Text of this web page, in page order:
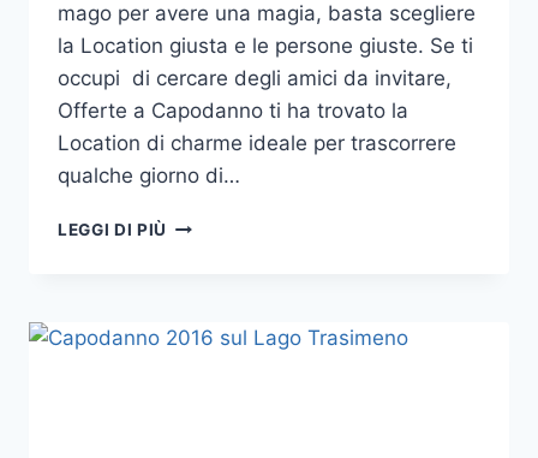
mago per avere una magia, basta scegliere
la Location giusta e le persone giuste. Se ti
occupi di cercare degli amici da invitare,
Offerte a Capodanno ti ha trovato la
Location di charme ideale per trascorrere
qualche giorno di…
LEGGI DI PIÙ
CON